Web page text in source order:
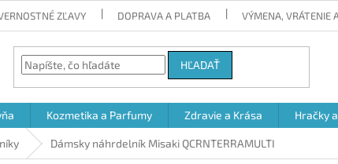
ZĽAVY DOPRAVA A PLATBA VÝMENA, VRÁTENIE
HĽADAŤ
Kozmetika a Parfumy Zdravie a Krása Hračky
Dámsky náhrdelník Misaki QCRNTERRAMULTI